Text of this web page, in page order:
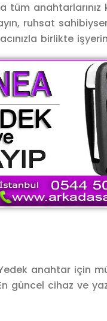
tüm
ruhsat
birlikte
anahtar için
güncel cihaz ve